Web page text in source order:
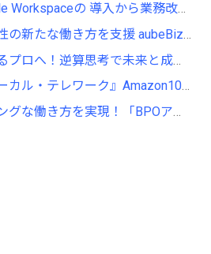
の 導入から業務改善まで支援するサービスを開始
き方を支援 aubeBiz 「テレワーク入門基礎講座」に登壇
で未来と成果をデザインする『BizNavigator講座』を新規開講
』Amazon10部門1位！地域循環と関係人口の創出に多くの読者が支持
「BPOアワード2026」エントリー開始。外部人材活用の先駆者を募集